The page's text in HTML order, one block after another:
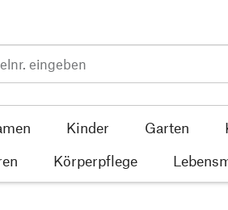
Kinder Garten
Körperpflege